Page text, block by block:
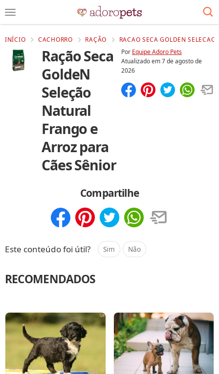
INÍCIO CACHORRO RAÇÃO RACAO SECA GOLDEN
Ração Seca
GoldeN
Seleção
Natural
Frango e
Arroz para
Cães Sênior
Por Equipe Adoro Pets
Atualizado em7 de agosto de
2026
Compartilhe
Este conteúdo foi útil? Sim Não
RECOMENDADOS